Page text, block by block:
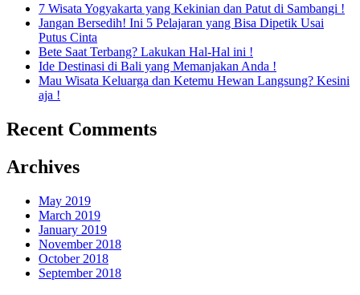
7 Wisata Yogyakarta yang Kekinian dan Patut di Sambangi !
Jangan Bersedih! Ini 5 Pelajaran yang Bisa Dipetik Usai
Putus Cinta
Bete Saat Terbang? Lakukan Hal-Hal ini !
Ide Destinasi di Bali yang Memanjakan Anda !
Mau Wisata Keluarga dan Ketemu Hewan Langsung? Kesini
aja !
Recent Comments
Archives
May 2019
March 2019
January 2019
November 2018
October 2018
September 2018